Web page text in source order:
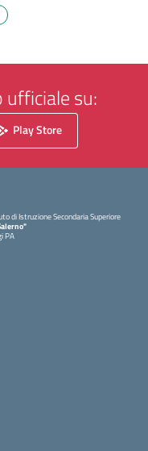
ufficiale su:
Play Store
di Istruzione Secondaria Superiore
PA
la pagina iniziale della scuola